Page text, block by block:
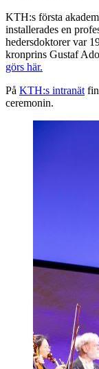
KTH:s första
installerades en
hedersdoktorer var
kronprins Gustaf
görs här.
På KTH:s intranät
ceremonin.